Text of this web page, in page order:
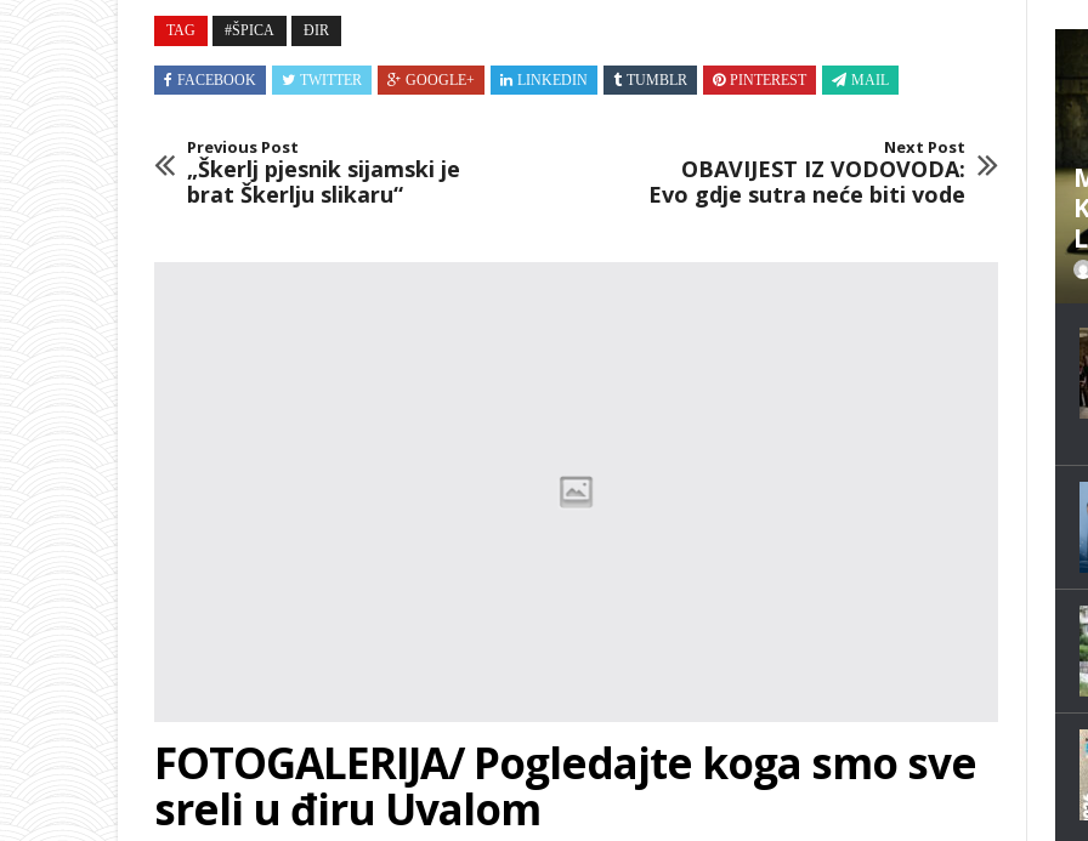
TAG #ŠPICA ĐIR
FACEBOOK TWITTER GOOGLE+ LINKEDIN TUMBLR PINTEREST MAIL
Previous Post
„Škerlj pjesnik sijamski je
brat Škerlju slikaru“
Next Post
OBAVIJEST IZ VODOVODA:
Evo gdje sutra neće biti vode
FOTOGALERIJA/ Pogledajte koga smo sve
sreli u điru Uvalom